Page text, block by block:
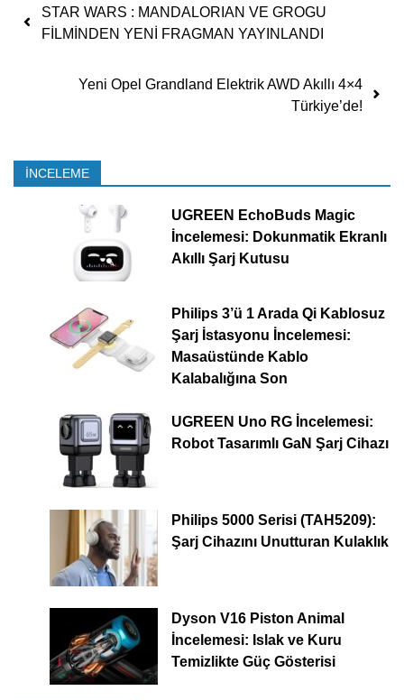
Yazı dolaşımı
STAR WARS : MANDALORIAN VE GROGU
FİLMİNDEN YENİ FRAGMAN YAYINLANDI
Yeni Opel Grandland Elektrik AWD Akıllı 4×4
Türkiye’de!
İNCELEME
UGREEN EchoBuds Magic
İncelemesi: Dokunmatik Ekranlı
Akıllı Şarj Kutusu
Philips 3’ü 1 Arada Qi Kablosuz
Şarj İstasyonu İncelemesi:
Masaüstünde Kablo
Kalabalığına Son
UGREEN Uno RG İncelemesi:
Robot Tasarımlı GaN Şarj Cihazı
Philips 5000 Serisi (TAH5209):
Şarj Cihazını Unutturan Kulaklık
Dyson V16 Piston Animal
İncelemesi: Islak ve Kuru
Temizlikte Güç Gösterisi